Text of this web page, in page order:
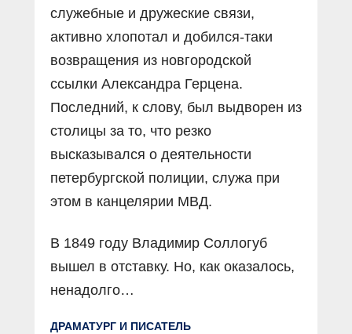
служебные и дружеские связи,
активно хлопотал и добился-таки
возвращения из новгородской
ссылки Александра Герцена.
Последний, к слову, был выдворен из
столицы за то, что резко
высказывался о деятельности
петербургской полиции, служа при
этом в канцелярии МВД.
В 1849 году Владимир Соллогуб
вышел в отставку. Но, как оказалось,
ненадолго…
ДРАМАТУРГ И ПИСАТЕЛЬ